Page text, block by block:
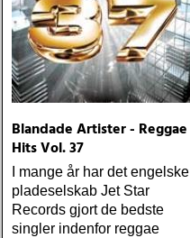
Blandade Artister - Reggae
Hits Vol. 37
I mange år har det engelske
pladeselskab Jet Star
Records gjort de bedste
singler indenfor reggae